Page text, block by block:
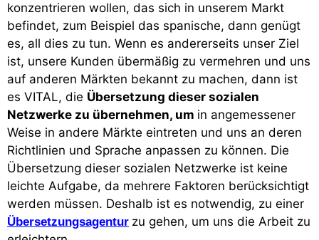
konzentrieren wollen, das sich in unserem Markt
befindet, zum Beispiel das spanische, dann genügt
es, all dies zu tun. Wenn es andererseits unser Ziel
ist, unsere Kunden übermäßig zu vermehren und uns
auf anderen Märkten bekannt zu machen, dann ist
es VITAL, die Übersetzung dieser sozialen
Netzwerke zu übernehmen, um in angemessener
Weise in andere Märkte eintreten und uns an deren
Richtlinien und Sprache anpassen zu können. Die
Übersetzung dieser sozialen Netzwerke ist keine
leichte Aufgabe, da mehrere Faktoren berücksichtigt
werden müssen. Deshalb ist es notwendig, zu einer
Übersetzungsagentur zu gehen, um uns die Arbeit zu